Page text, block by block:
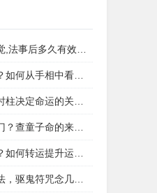
事后多久有效果？
相中看健康与寿命？
运的关键因素是什么？
命的来源与破解方法
转运提升运势？
符咒念几遍才灵验？